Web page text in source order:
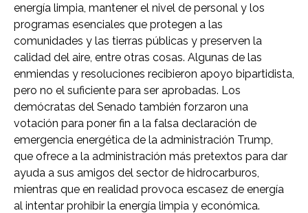
energía limpia, mantener el nivel de personal y los
programas esenciales que protegen a las
comunidades y las tierras públicas y preserven la
calidad del aire, entre otras cosas. Algunas de las
enmiendas y resoluciones recibieron apoyo bipartidista,
pero no el suficiente para ser aprobadas. Los
demócratas del Senado también forzaron una
votación para poner fin a la falsa declaración de
emergencia energética de la administración Trump,
que ofrece a la administración más pretextos para dar
ayuda a sus amigos del sector de hidrocarburos,
mientras que en realidad provoca escasez de energía
al intentar prohibir la energía limpia y económica.